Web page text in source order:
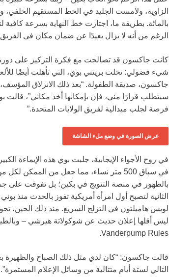
الزاوية، ولامست الجليد في الخط المستقيم
بالمائة. بطريقة ما، اجتازت خط النهاية بسرعة
الرغم من أنه لا يزال بعيدًا عن ضمان مكان في الفريق
جاكسون، صديقة الطفولة. “بعد ذلك الانزلاق
سيتطلب قرارًا مني، فإن بإمكانها أخذ مكاني”،
فرصة لجلب ميدالية لفريق الولايات المتحدة.”
عرض الصورة في وضع ملء الشاشة
في روح الأجواء الإيجابية، جلبت بوي هذه الإيماءة
في سباق 500 متر نساء، مما جعل من الممكن لكل من
الثانية لتصبح أول امرأة أمريكية تفوز بالحدث منذ بوني بلير في 1994، بينما استمرت
لويس هاميلتون في التزلج السريع. منذ ذلك الحين،
ليس أقلها إعلان حديث عن شوكولاتة هيرشي –
Vanderpump Rules.
قالت جاكسون: “كان لدي مثل ذلك الصباح والظهيرة
التالي لستة أيام متتالية من وسائل الإعلام